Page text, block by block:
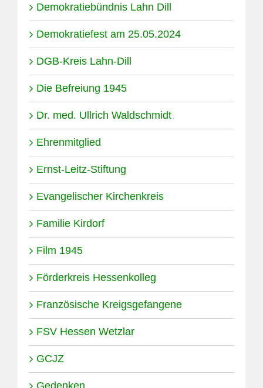
Demokratiebündnis Lahn Dill
Demokratiefest am 25.05.2024
DGB-Kreis Lahn-Dill
Die Befreiung 1945
Dr. med. Ullrich Waldschmidt
Ehrenmitglied
Ernst-Leitz-Stiftung
Evangelischer Kirchenkreis
Familie Kirdorf
Film 1945
Förderkreis Hessenkolleg
Französische Kreigsgefangene
FSV Hessen Wetzlar
GCJZ
Gedenken